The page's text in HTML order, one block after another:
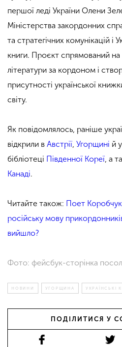
першої леді України Олени
Міністерства закордонних
та стратегічних комунікацій і
книги. Проєкт спрямований на
літератури за кордоном і
присутності української
світу.
Як повідомлялось, раніше
відкрили в Австрії Угорщині й
бібліотеці Південної Кореї , а
Канаді.
Читайте також: Поет
російську мову
вийшло?
Фото: фейсбук-сторінка
НОВИНИ УГОРЩИНА УКРАЇНСЬКІ
ПОДІЛИТИСЯ У